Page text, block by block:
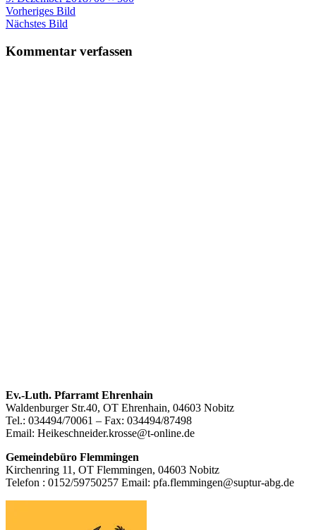
am
Vorheriges Bild
Nächstes Bild
Kommentar verfassen
Footer
Inhalt
Ev.-Luth. Pfarramt Ehrenhain
Waldenburger Str.40, OT Ehrenhain, 04603 Nobitz
Tel.: 034494/70061 – Fax: 034494/87498
Email: Heikeschneider.krosse@t-online.de
Gemeindebüro Flemmingen
Kirchenring 11, OT Flemmingen, 04603 Nobitz
Telefon : 0152/59750257 Email: pfa.flemmingen@suptur-abg.de